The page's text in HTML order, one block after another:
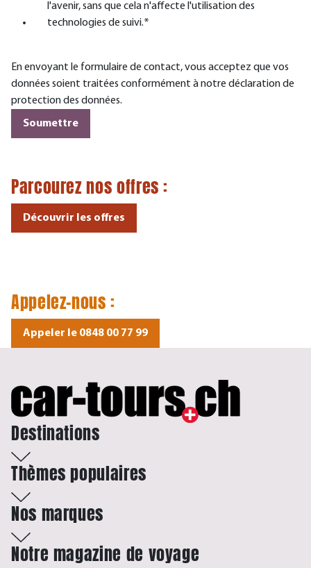
l'avenir, sans que cela n'affecte l'utilisation des
technologies de suivi.*
En envoyant le formulaire de contact, vous acceptez que vos
données soient traitées conformément à notre déclaration de
protection des données.
Parcourez nosoffres:
Découvrir les offres
Appelez-nous :
Appeler le 0848 00 77 99
Destinations
Thèmes populaires
Nos marques
Notre magazine de voyage